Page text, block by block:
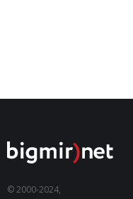
© 2000-2024,